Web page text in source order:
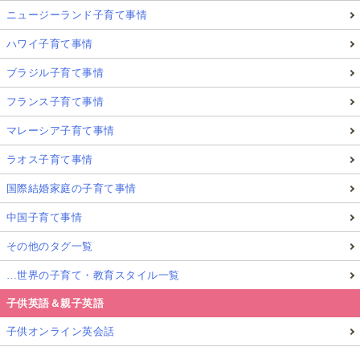
▲ディズニー好きなキッズならいっきにハマってくれそうな朗読
CD付き英語絵本シリーズ「Disney Read-Along Storybook and CD
」。豊富なラインナップも魅力的です。写真は人気の
「Zootopia（ズートピア） 」のRead-Along Storybook and CD。
ディズニー好きのお子様なら
CDシリーズ
き絵本はたくさんの種類がありますし、実はお値段も
お手ごろです。
方法3：
育児英語のフレーズ集をかけ流そう！
ニュージーランド子育て事情
ハワイ子育て事情
ブラジル子育て事情
フランス子育て事情
マレーシア子育て事情
ラオス子育て事情
国際結婚家庭の子育て事情
中国子育て事情
その他のタグ一覧
…世界の子育て・教育スタイル一覧
子供英語＆親子英語
子供オンライン英会話